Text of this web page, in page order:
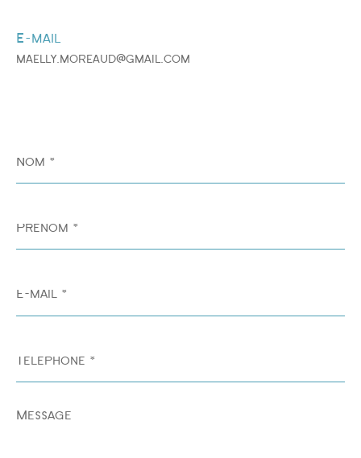
E-mail
maelly.moreaud@gmail.com
*
*
mail
Message